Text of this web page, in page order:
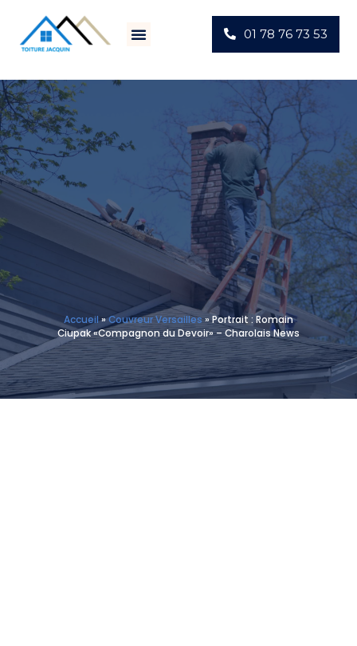
01 78 76 73 53
Accueil»Couvreur Versailles»Portrait : Romain
Ciupak «Compagnon du Devoir» – Charolais News